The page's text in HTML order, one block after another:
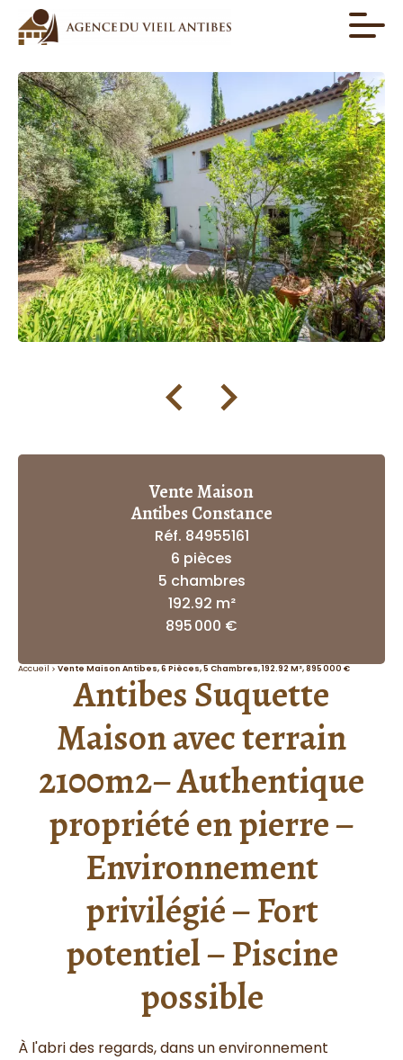
Vente Maison
Antibes Constance
Réf. 84955161
6 pièces
5 chambres
192.92 m²
895 000 €
Accueil Vente Maison Antibes, 6 Pièces, 5 Chambres, 192.92 M², 895 000 €
Antibes Suquette
Maison avec terrain
2100m2– Authentique
propriété en pierre –
Environnement
privilégié – Fort
potentiel – Piscine
possible
À l'abri des regards, dans un environnement